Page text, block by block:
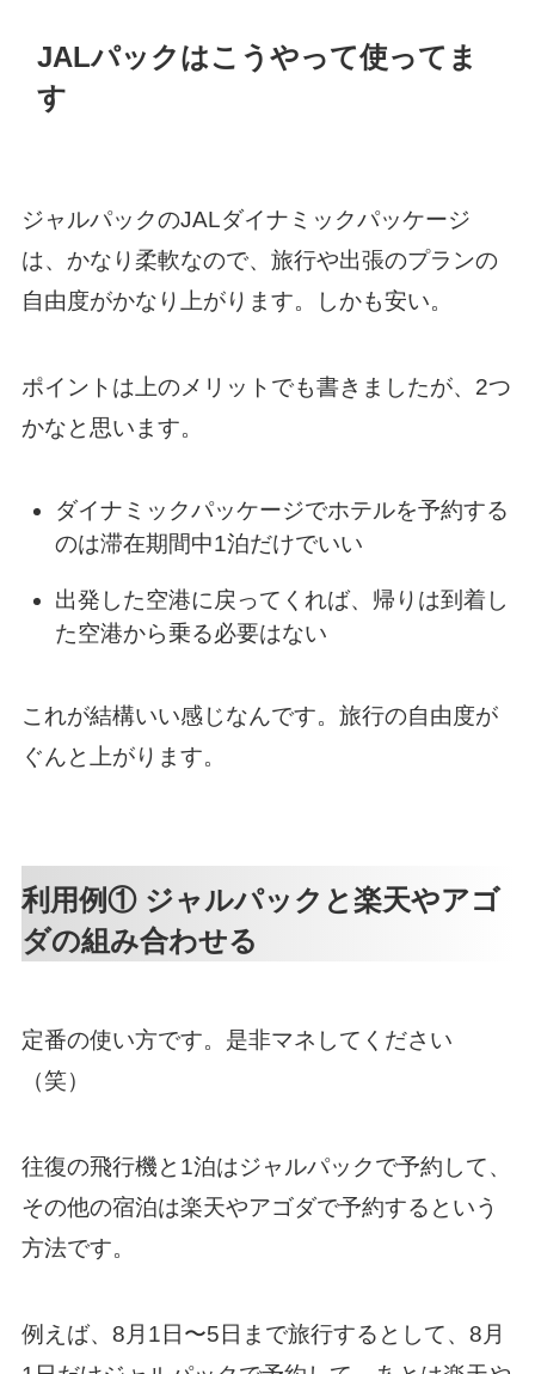
JALパックはこうやって使ってま
す
ジャルパックのJALダイナミックパッケージ
は、かなり柔軟なので、旅行や出張のプランの
自由度がかなり上がります。しかも安い。
ポイントは上のメリットでも書きましたが、2つ
かなと思います。
ダイナミックパッケージでホテルを予約する
のは滞在期間中1泊だけでいい
出発した空港に戻ってくれば、帰りは到着し
た空港から乗る必要はない
これが結構いい感じなんです。旅行の自由度が
ぐんと上がります。
利用例① ジャルパックと楽天やアゴ
ダの組み合わせる
定番の使い方です。是非マネしてください
（笑）
往復の飛行機と1泊はジャルパックで予約して、
その他の宿泊は楽天やアゴダで予約するという
方法です。
例えば、8月1日〜5日まで旅行するとして、8月